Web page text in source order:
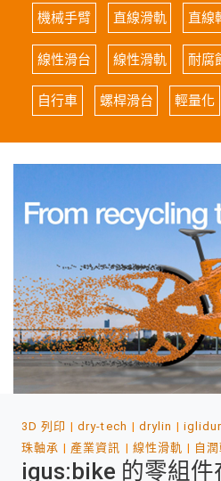
機械手臂 直線滑軌 直線
線性滑台 線性滑軌 耐腐
自行車 螺桿滑台 輕量化
3D 列印 dry-tech drylin iglidur
珠軸承
產業資訊 線性滑軌 自
igus:bike 的零組件